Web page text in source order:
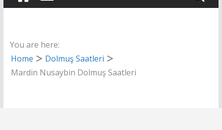
You are here:
Home
Dolmuş Saatleri
Mardin Nusaybin Dolmuş Saatleri